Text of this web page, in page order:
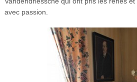
avec passion.